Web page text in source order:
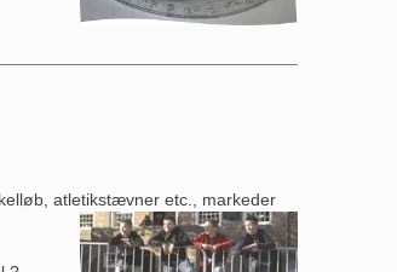
atletikstævner etc., markeder